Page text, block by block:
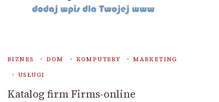
BIZNES DOM KOMPUTERY
MARKETING
USŁUGI
Katalog firm Firms-online